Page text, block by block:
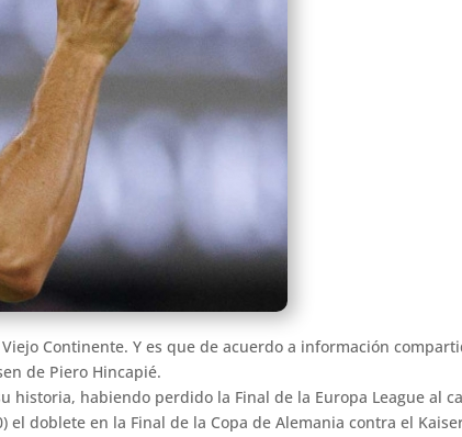
Continente. Y es que de acuerdo a información
de Piero Hincapié.
historia, habiendo perdido la Final de la Europa League al
el doblete en la Final de la Copa de Alemania contra el